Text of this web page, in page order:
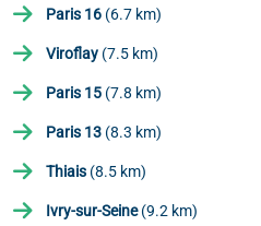
Paris 16(6.7 km)
Viroflay(7.5 km)
Paris 15(7.8 km)
Paris 13(8.3 km)
Thiais(8.5 km)
Ivry-sur-Seine(9.2 km)